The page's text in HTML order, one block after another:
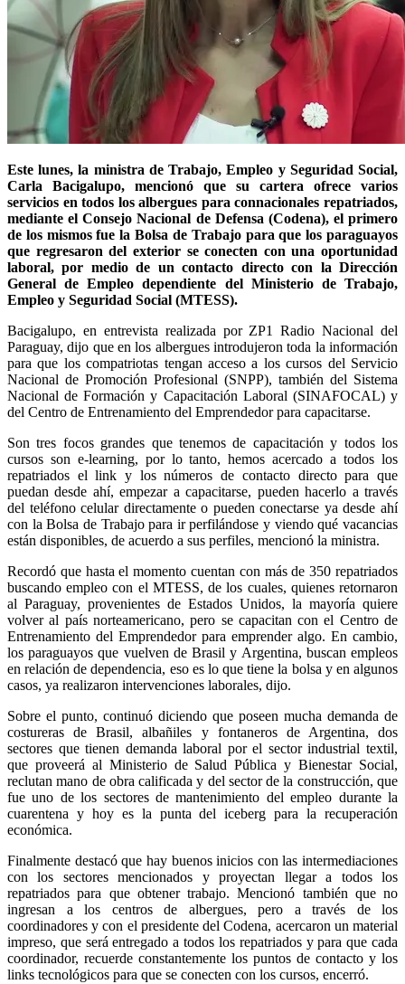
Este lunes, la ministra de Trabajo, Empleo y Seguridad Social,
Carla Bacigalupo, mencionó que su cartera ofrece varios
servicios en todos los albergues para connacionales repatriados,
mediante el Consejo Nacional de Defensa (Codena), el primero
de los mismos fue la Bolsa de Trabajo para que los paraguayos
que regresaron del exterior se conecten con una oportunidad
laboral, por medio de un contacto directo con la Dirección
General de Empleo dependiente del Ministerio de Trabajo,
Empleo y Seguridad Social (MTESS).
Bacigalupo, en entrevista realizada por ZP1 Radio Nacional del
Paraguay, dijo que en los albergues introdujeron toda la información
para que los compatriotas tengan acceso a los cursos del Servicio
Nacional de Promoción Profesional (SNPP), también del Sistema
Nacional de Formación y Capacitación Laboral (SINAFOCAL) y
del Centro de Entrenamiento del Emprendedor para capacitarse.
Son tres focos grandes que tenemos de capacitación y todos los
cursos son e-learning, por lo tanto, hemos acercado a todos los
repatriados el link y los números de contacto directo para que
puedan desde ahí, empezar a capacitarse, pueden hacerlo a través
del teléfono celular directamente o pueden conectarse ya desde ahí
con la Bolsa de Trabajo para ir perfilándose y viendo qué vacancias
están disponibles, de acuerdo a sus perfiles, mencionó la ministra.
Recordó que hasta el momento cuentan con más de 350 repatriados
buscando empleo con el MTESS, de los cuales, quienes retornaron
al Paraguay, provenientes de Estados Unidos, la mayoría quiere
volver al país norteamericano, pero se capacitan con el Centro de
Entrenamiento del Emprendedor para emprender algo. En cambio,
los paraguayos que vuelven de Brasil y Argentina, buscan empleos
en relación de dependencia, eso es lo que tiene la bolsa y en algunos
casos, ya realizaron intervenciones laborales, dijo.
Sobre el punto, continuó diciendo que poseen mucha demanda de
costureras de Brasil, albañiles y fontaneros de Argentina, dos
sectores que tienen demanda laboral por el sector industrial textil,
que proveerá al Ministerio de Salud Pública y Bienestar Social,
reclutan mano de obra calificada y del sector de la construcción, que
fue uno de los sectores de mantenimiento del empleo durante la
cuarentena y hoy es la punta del iceberg para la recuperación
económica.
Finalmente destacó que hay buenos inicios con las intermediaciones
con los sectores mencionados y proyectan llegar a todos los
repatriados para que obtener trabajo. Mencionó también que no
ingresan a los centros de albergues, pero a través de los
coordinadores y con el presidente del Codena, acercaron un material
impreso, que será entregado a todos los repatriados y para que cada
coordinador, recuerde constantemente los puntos de contacto y los
links tecnológicos para que se conecten con los cursos, encerró.